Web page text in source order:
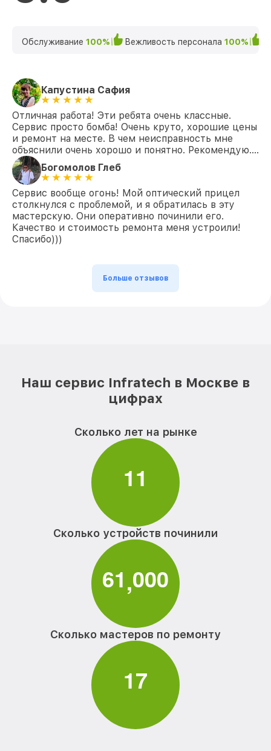
Обслуживание 100% Вежливость персонала 100%
Капустина Сафия
Отличная работа! Эти ребята очень классные.
Сервис просто бомба! Очень круто, хорошие цены
и ремонт на месте. В чем неисправность мне
объяснили очень хорошо и понятно. Рекомендую….
Богомолов Глеб
Сервис вообще огонь! Мой оптический прицел
столкнулся с проблемой, и я обратилась в эту
мастерскую. Они оперативно починили его.
Качество и стоимость ремонта меня устроили!
Спасибо)))
Больше отзывов
Наш сервис Infratech в Москве в
цифрах
Сколько лет на рынке
11
Сколько устройств починили
61,000
Сколько мастеров по ремонту
17